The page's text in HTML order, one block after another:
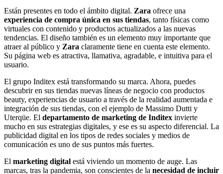
Están presentes en todo el ámbito digital. Zara ofrece una
experiencia de compra única en sus tiendas, tanto físicas como
virtuales con contenido y productos actualizados a las nuevas
tendencias. El diseño también es un elemento muy importante que
atraer al público y Zara claramente tiene en cuenta este elemento.
Su página web es atractiva, llamativa, agradable, e intuitiva para el
usuario.
El grupo Inditex está transformando su marca. Ahora, puedes
descubrir en sus tiendas nuevas líneas de negocio con productos
beauty, experiencias de usuario a través de la realidad aumentada e
integración de sus tiendas, con el ejemplo de Massimo Dutti y
Uterqüe. El departamento de marketing de Inditex invierte
mucho en sus estrategias digitales, y ese es su aspecto diferencial. La
publicidad digital en los tipos de redes sociales y medios de
comunicación es uno de sus puntos más fuertes.
El marketing digital está viviendo un momento de auge. Las
marcas, tras la pandemia, son conscientes de la necesidad de incluir